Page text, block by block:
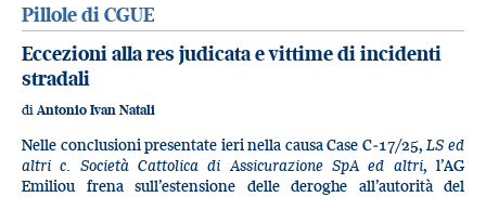
Pillole di CGUE
Eccezioni alla res judicata e vittime di incidenti
stradali
di Antonio Ivan Natali
Nelle conclusioni presentate ieri nella causa Case C‑17/25,LS ed
altri c. Società Cattolica di Assicurazione SpA ed altri, l’AG
Emiliou frena sull’estensione delle deroghe all’autorità del